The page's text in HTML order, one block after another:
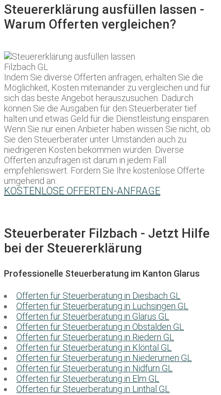
Steuererklärung ausfüllen lassen -
Warum Offerten vergleichen?
Indem Sie diverse Offerten anfragen, erhalten Sie die
Möglichkeit, Kosten miteinander zu vergleichen und für
sich das beste Angebot herauszusuchen. Dadurch
können Sie die Ausgaben für den Steuerberater tief
halten und etwas Geld für die Dienstleistung einsparen.
Wenn Sie nur einen Anbieter haben wissen Sie nicht, ob
Sie den Steuerberater unter Umständen auch zu
niedrigeren Kosten bekommen würden. Diverse
Offerten anzufragen ist darum in jedem Fall
empfehlenswert. Fordern Sie Ihre kostenlose Offerte
umgehend an:
KOSTENLOSE OFFERTEN-ANFRAGE
Steuerberater Filzbach - Jetzt Hilfe
bei der Steuererklärung
Professionelle Steuerberatung im Kanton Glarus
Offerten für Steuerberatung in Diesbach GL
Offerten für Steuerberatung in Luchsingen GL
Offerten für Steuerberatung in Glarus GL
Offerten für Steuerberatung in Obstalden GL
Offerten für Steuerberatung in Riedern GL
Offerten für Steuerberatung in Klöntal GL
Offerten für Steuerberatung in Niederurnen GL
Offerten für Steuerberatung in Nidfurn GL
Offerten für Steuerberatung in Elm GL
Offerten für Steuerberatung in Linthal GL